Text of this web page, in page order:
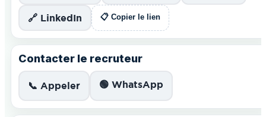
🔗 LinkedIn 📋 Copier le lien
Contacter le recruteur
📞 Appeler 🟢 WhatsApp